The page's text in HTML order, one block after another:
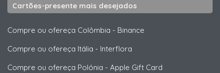
Cartões-presente mais desejados
Compre ou ofereça Colômbia - Binance
Compre ou ofereça Itália - Interflora
Compre ou ofereça Polónia - Apple Gift Card